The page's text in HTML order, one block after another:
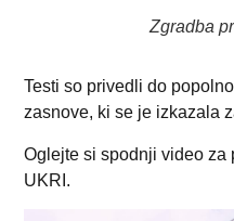
Zgradba
Testi so privedli do
zasnove, ki se je izkazala
Oglejte si spodnji video za
UKRI.